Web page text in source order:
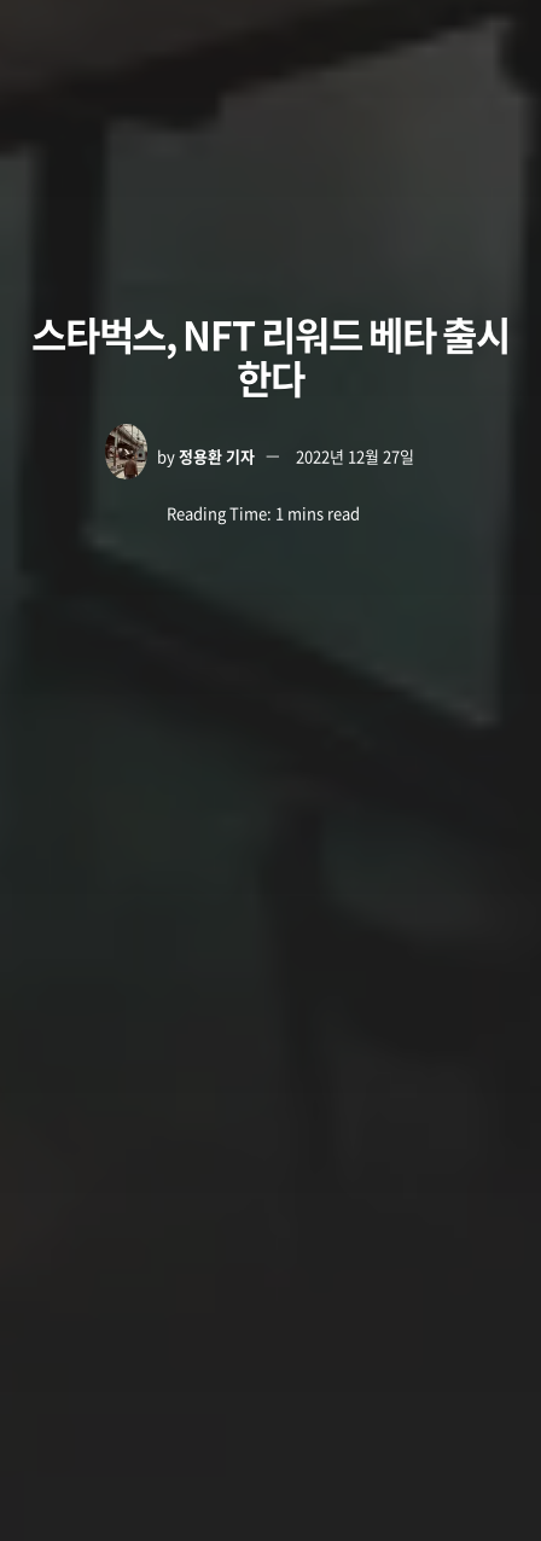
스타벅스, NFT 리워드 베타 출시
한다
by정용환 기자 2022년 12월 27일
Reading Time: 1 mins read